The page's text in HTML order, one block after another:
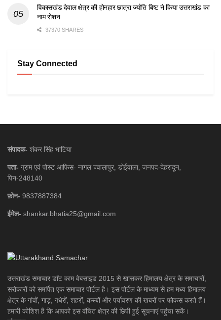
विकासखंड देवाल क्षेत्र की होनहार छात्रा ज्योति बिष्ट ने किया उत्तराखंड का
नाम रोशन
37370 SHARES
Stay Connected
संपादक- शंकर सिंह भाटिया
पता- ग्राम एवं पोस्ट आफिस- नागल ज्वालापुर, डोईवाला, जनपद-देहरादून,
पिन-248140
फ़ोन- 9837887384
ईमेल- shankar.bhatia25@gmail.com
उत्तराखंड समाचार डाॅट काम वेबसाइड 2015 से खासकर हिमालय क्षेत्र के समाचारों,
सरोकारों को समर्पित एक समाचार पोर्टल है। इस पोर्टल के माध्यम से हम मध्य हिमालय
क्षेत्र के गांवों, गाड़, गधेरों, शहरों, कस्बों और पर्यावरण की खबरों पर फोकस करते हैं।
हमारी कोशिश है कि आपको इस वंचित क्षेत्र की छिपी हुई सूचनाएं पहुंचा सकें।